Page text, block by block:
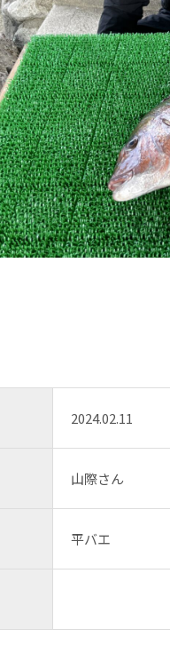
2024.02.11
山際さん
平バエ